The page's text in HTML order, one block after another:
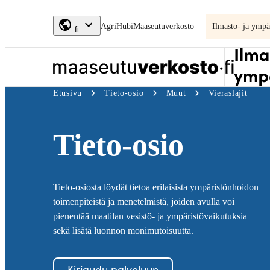
fi AgriHubiMaaseutuverkosto Ilmasto- ja
Ilmastosuunnitelma
Etusivu Tieto-osio Muut Vieraslajit
Tieto-osio
Tieto-osiosta löydät tietoa erilaisista ympäristönhoidon
toimenpiteistä ja menetelmistä, joiden avulla voi
pienentää maatilan vesistö- ja ympäristövaikutuksia
sekä lisätä luonnon monimutoisuutta.